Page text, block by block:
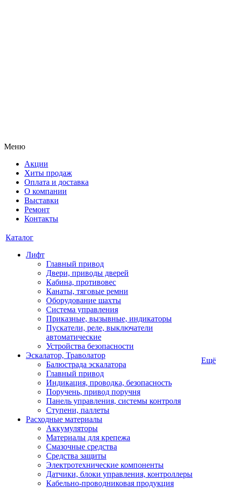
Меню
Акции
Хиты продаж
Оплата и доставка
О компании
Выставки
Ремонт
Контакты
Каталог
Лифт
Главный привод
Двери, приводы дверей
Кабина, противовес
Канаты, тяговые ремни
Оборудование шахты
Система управления
Приказные, вызывные, индикаторы
Пускатели, реле, выключатели
автоматические
Устройства безопасности
Эскалатор, Траволатор
Балюстрада эскалатора
Главный привод
Индикация, проводка, безопасность
Поручень, привод поручня
Панель управления, системы контроля
Ступени, паллеты
Расходные материалы
Аккумуляторы
Материалы для крепежа
Смазочные средства
Средства защиты
Электротехнические компоненты
Датчики, блоки управления, контроллеры
Кабельно-проводниковая продукция
Ещё